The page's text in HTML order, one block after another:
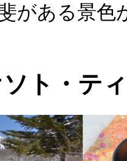
がある景色
ト・テ